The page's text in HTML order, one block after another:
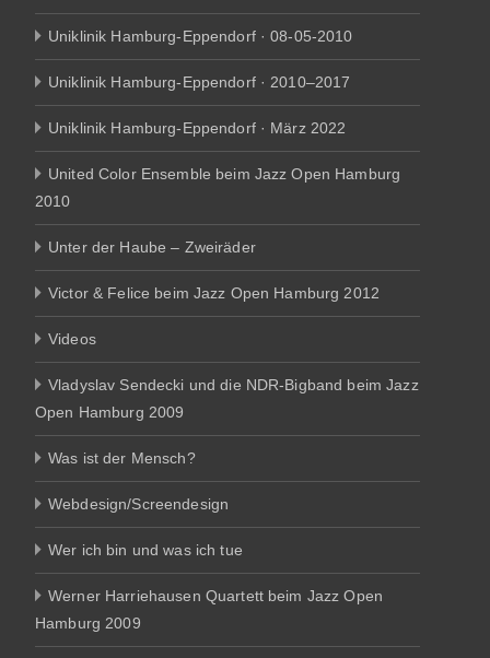
Uniklinik Hamburg-Eppendorf · 08-05-2010
Uniklinik Hamburg-Eppendorf · 2010–2017
Uniklinik Hamburg-Eppendorf · März 2022
United Color Ensemble beim Jazz Open Hamburg
2010
Unter der Haube – Zweiräder
Victor & Felice beim Jazz Open Hamburg 2012
Videos
Vladyslav Sendecki und die NDR-Bigband beim Jazz
Open Hamburg 2009
Was ist der Mensch?
Webdesign/Screendesign
Wer ich bin und was ich tue
Werner Harriehausen Quartett beim Jazz Open
Hamburg 2009